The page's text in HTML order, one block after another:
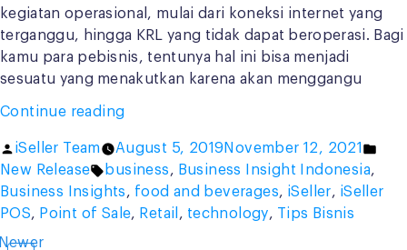
kegiatan operasional, mulai dari koneksi internet yang
terganggu, hingga KRL yang tidak dapat beroperasi. Bagi
kamu para pebisnis, tentunya hal ini bisa menjadi
sesuatu yang menakutkan karena akan menggangu
Continue reading“Listrik
Lakukan
Tips
Berikut
agar
Posted
by
iSeller Team August 5, 2019 November 12, 2021
New Release Tags:
business, Business Insight Indonesia,
Business Insights, food and beverages, iSeller, iSeller
POS, Point of Sale, Retail , technology, Tips Bisnis